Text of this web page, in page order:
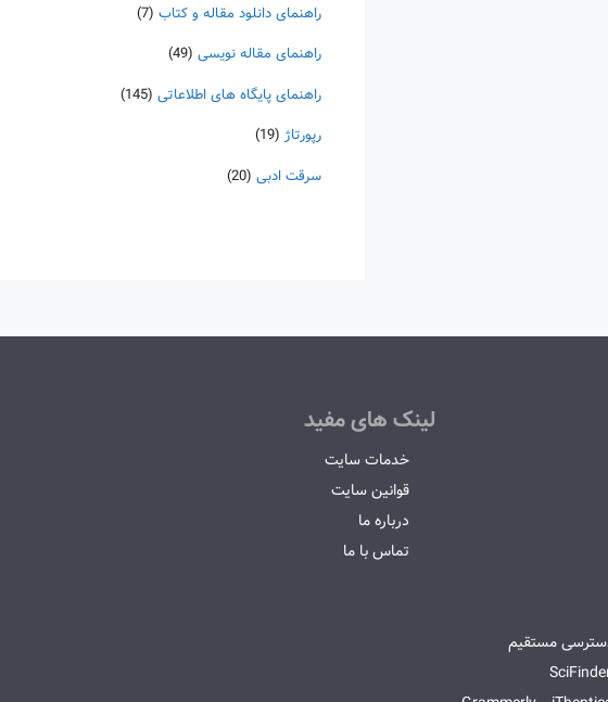
راهنمای دانلود مقاله و کتاب (7)
راهنمای مقاله نویسی (49)
راهنمای پایگاه های اطلاعاتی (145)
رپورتاژ (19)
سرقت ادبی (20)
دسترسی مستقیم
لینک های مفید
خدمات سایت
قوانین سایت
درباره ما
تماس با ما